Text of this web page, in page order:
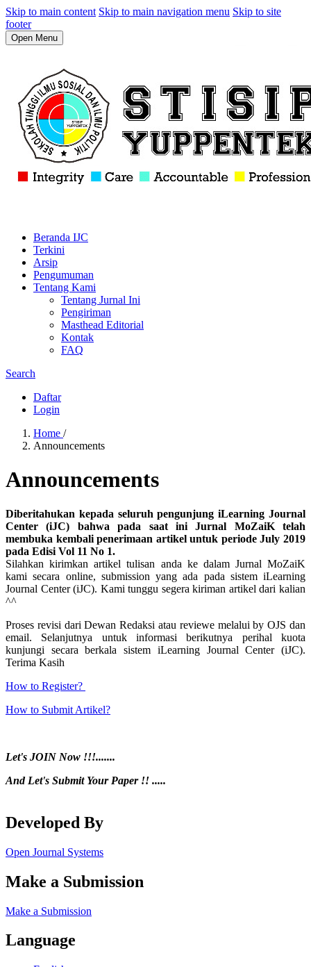
Skip to main content Skip to main navigation menu Skip to site
footer
Open Menu
Beranda IJC
Terkini
Arsip
Pengumuman
Tentang Kami
Tentang Jurnal Ini
Pengiriman
Masthead Editorial
Kontak
FAQ
Search
Daftar
Login
Home /
Announcements
Announcements
Diberitahukan kepada seluruh pengunjung iLearning Journal
Center (iJC) bahwa pada saat ini Jurnal MoZaiK telah
membuka kembali penerimaan artikel untuk periode July 2019
pada Edisi Vol 11 No 1.
Silahkan kirimkan artikel tulisan anda ke dalam Jurnal MoZaiK
kami secara online, submission yang ada pada sistem iLearning
Journal Center (iJC). Kami tunggu segera kiriman artikel dari kalian
^^
Proses revisi dari Dewan Redaksi atau reviewe melalui by OJS dan
email. Selanjutnya untuk informasi berikutnya perihal kuota
kunjungi secara berkala sistem iLearning Journal Center (iJC).
Terima Kasih
How to Register?
How to Submit Artikel?
Let's JOIN Now !!!.......
And Let's Submit Your Paper !! .....
Developed By
Open Journal Systems
Make a Submission
Make a Submission
Language